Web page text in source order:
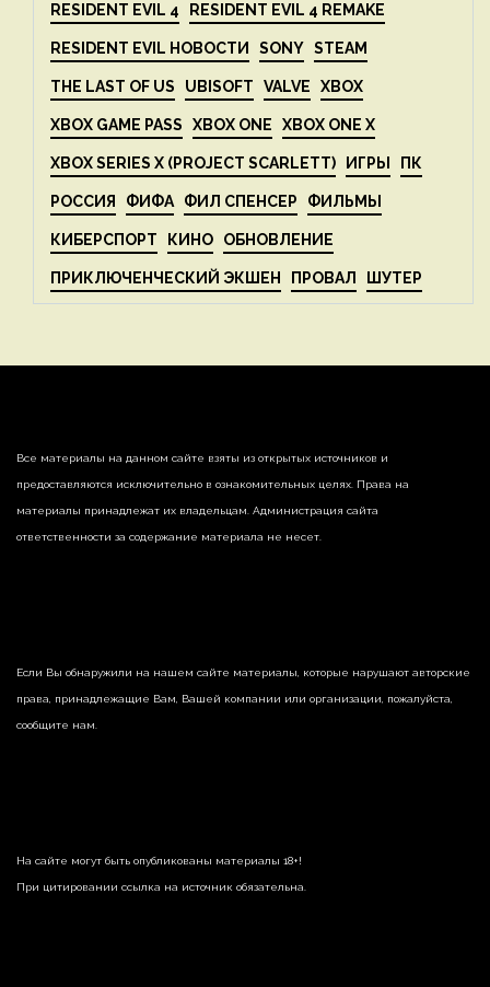
RESIDENT EVIL 4 RESIDENT EVIL 4 REMAKE
RESIDENT EVIL НОВОСТИ SONY STEAM
THE LAST OF US UBISOFT VALVE XBOX
XBOX GAME PASS XBOX ONE XBOX ONE X
XBOX SERIES X (PROJECT SCARLETT) ИГРЫ ПК
РОССИЯ ФИФА ФИЛ СПЕНСЕР ФИЛЬМЫ
КИБЕРСПОРТ КИНО ОБНОВЛЕНИЕ
ПРИКЛЮЧЕНЧЕСКИЙ ЭКШЕН ПРОВАЛ ШУТЕР
Все материалы на данном сайте взяты из открытых источников и
предоставляются исключительно в ознакомительных целях. Права на
материалы принадлежат их владельцам. Администрация сайта
ответственности за содержание материала не несет.
Если Вы обнаружили на нашем сайте материалы, которые нарушают авторские
права, принадлежащие Вам, Вашей компании или организации, пожалуйста,
сообщите нам.
На сайте могут быть опубликованы материалы 18+!
При цитировании ссылка на источник обязательна.